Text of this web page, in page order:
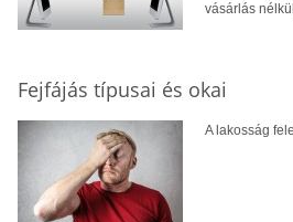
vásárlás
Fejfájás típusai és okai
A lakosság